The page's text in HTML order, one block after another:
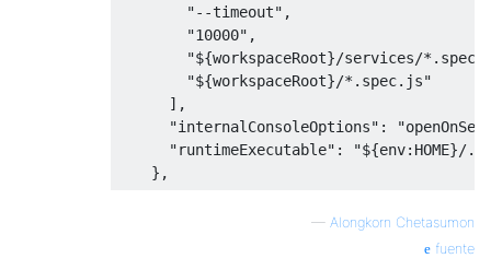
"--timeout" ,
"10000" ,
"${workspaceRoot}/services/
"${workspaceRoot}/*.spec.js"
],
"internalConsoleOptions" :
"runtimeExecutable" :
"${env:HOME}/
},
— Alongkorn Chetasumon
fuente